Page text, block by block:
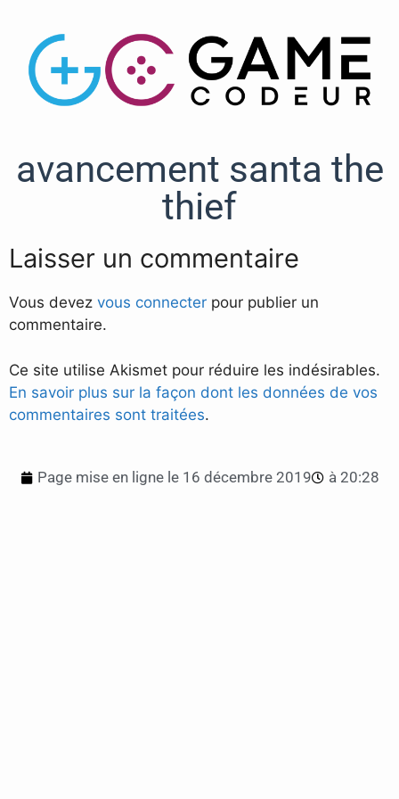
avancement santa the
thief
Laisser un commentaire
Vous devez vous connecter pour publier un
commentaire.
Ce site utilise Akismet pour réduire les indésirables.
En savoir plus sur la façon dont les données de vos
commentaires sont traitées.
Page mise en ligne le 16 décembre 2019 à 20:28